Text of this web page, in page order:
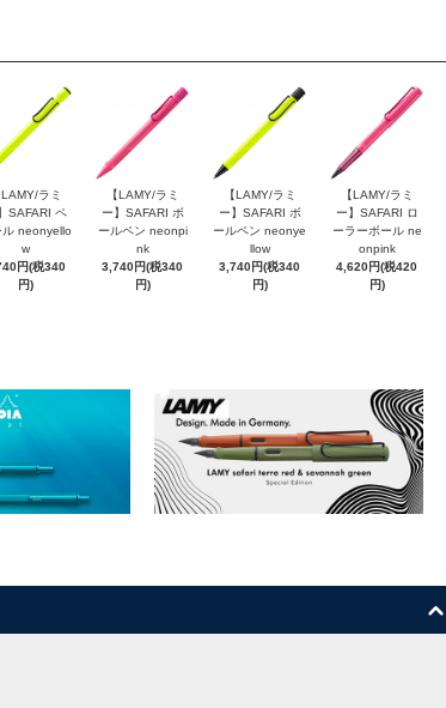
LAMY/ラミ
SAFARI ペ
ル neonyello
w
円(税340
円)
【LAMY/ラミ
ー】SAFARI ボ
ールペン neonpi
nk
3,740円(税340
円)
【LAMY/ラミ
ー】SAFARI ボ
ールペン neonye
llow
3,740円(税340
円)
【LAMY/ラミ
ー】SAFARI ロ
ーラーボール ne
onpink
4,620円(税420
円)